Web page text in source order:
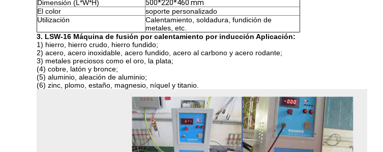
Dimensión (L*W*H)
500*220*460 mm
El color
soporte personalizado
Utilización
Calentamiento, soldadura, fundición de
metales, etc.
3. LSW-16 Máquina de fusión por calentamiento por inducción Aplicación:
1) hierro, hierro crudo, hierro fundido;
2) acero, acero inoxidable, acero fundido, acero al carbono y acero rodante;
3) metales preciosos como el oro, la plata;
(4) cobre, latón y bronce;
(5) aluminio, aleación de aluminio;
(6) zinc, plomo, estaño, magnesio, níquel y titanio.